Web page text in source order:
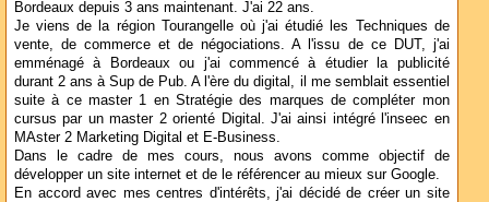
Bordeaux depuis 3 ans maintenant. J'ai 22 ans.
Je viens de la région Tourangelle où j'ai étudié les Techniques de
vente, de commerce et de négociations. A l'issu de ce DUT, j'ai
emménagé à Bordeaux ou j'ai commencé à étudier la publicité
durant 2 ans à Sup de Pub. A l'ère du digital, il me semblait essentiel
suite à ce master 1 en Stratégie des marques de compléter mon
cursus par un master 2 orienté Digital. J'ai ainsi intégré l'inseec en
MAster 2 Marketing Digital et E-Business.
Dans le cadre de mes cours, nous avons comme objectif de
développer un site internet et de le référencer au mieux sur Google.
En accord avec mes centres d'intérêts, j'ai décidé de créer un site